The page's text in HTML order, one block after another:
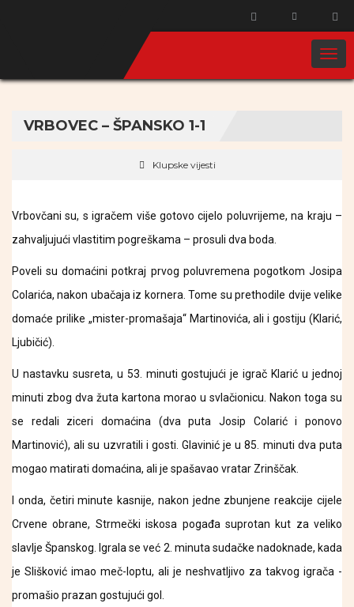
VRBOVEC – ŠPANSKO 1-1
Klupske vijesti
Vrbovčani su, s igračem više gotovo cijelo poluvrijeme, na kraju –
zahvaljujući vlastitim pogreškama – prosuli dva boda.
Poveli su domaćini potkraj prvog poluvremena pogotkom Josipa
Colarića, nakon ubačaja iz kornera. Tome su prethodile dvije velike
domaće prilike „mister-promašaja“ Martinovića, ali i gostiju (Klarić,
Ljubičić).
U nastavku susreta, u 53. minuti gostujući je igrač Klarić u jednoj
minuti zbog dva žuta kartona morao u svlačionicu. Nakon toga su
se redali ziceri domaćina (dva puta Josip Colarić i ponovo
Martinović), ali su uzvratili i gosti. Glavinić je u 85. minuti dva puta
mogao matirati domaćina, ali je spašavao vratar Zrinščak.
I onda, četiri minute kasnije, nakon jedne zbunjene reakcije cijele
Crvene obrane, Strmečki iskosa pogađa suprotan kut za veliko
slavlje Španskog. Igrala se već 2. minuta sudačke nadoknade, kada
je Slišković imao meč-loptu, ali je neshvatljivo za takvog igrača -
promašio prazan gostujući gol.